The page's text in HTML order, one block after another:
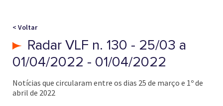
< Voltar
Radar VLF n. 130 - 25/03 a
01/04/2022 - 01/04/2022
Notícias que circularam entre os dias 25 de março e 1º de
abril de 2022